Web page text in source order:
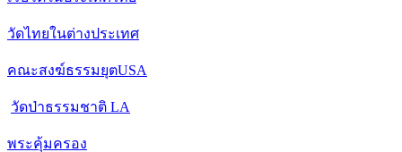
วัดไทยในต่างประเทศ
คณะสงฆ์ธรรมยุตUSA
วัดป่าธรรมชาติ LA
พระคุ้มครอง